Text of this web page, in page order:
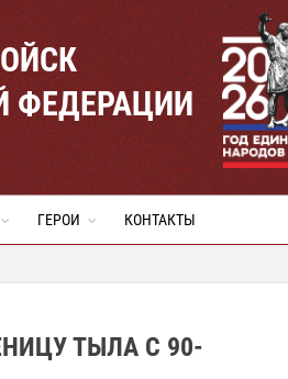
ФЕДЕРАЦИИ
ГЕРОИ КОНТАКТЫ
ТЫЛА С 90-